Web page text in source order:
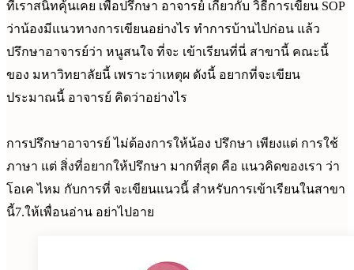
ที่เราสนิทคุ้นเคย เพื่อปรึกษา อาจารย์ เกี่ยวกับ วิธีการเขียน SOP
ว่าน้องมีแนวทางการเขียนอย่างไร ทำการบ้านไปก่อน แล้ว
ปรึกษาอาจารย์ว่า หนูสนใจ ที่จะ เข้าเรียนที่นี่ สาขานี้ คณะนี้
ของ มหาวิทยาลัยนี้ เพราะว่าเหตุผ ดังนี้ อยากที่จะเขียน
ประมาณนี้ อาจารย์ คิดว่าอย่างไร
การปรึกษาอาจารย์ ไม่ต้องการให้น้อง ปรึกษา เพียงแต่ การใช้
ภาษา แต่ สิ่งที่อยากให้ปรึกษา มากที่สุด คือ แนวคิดของเรา ว่า
โอเค ไหม กับการที่ จะเขียนแนวนี้ สำหรับการเข้าเรียนในสาขา
นี้7.ให้เพื่อนอ่าน อย่าไปอาย